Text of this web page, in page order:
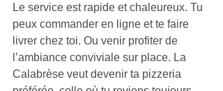
Le service est rapide et chaleureux. Tu
peux commander en ligne et te faire
livrer chez toi. Ou venir profiter de
l’ambiance conviviale sur place. La
Calabrèse veut devenir ta pizzeria